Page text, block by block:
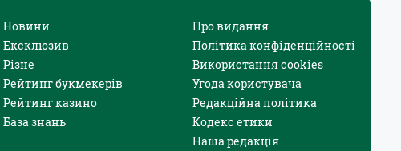
Новини
Ексклюзив
Різне
Рейтинг букмекерів
Рейтинг казино
База знань
Про видання
Політика конфіденційності
Використання cookies
Угода користувача
Редакційна політика
Кодекс етики
Наша редакція